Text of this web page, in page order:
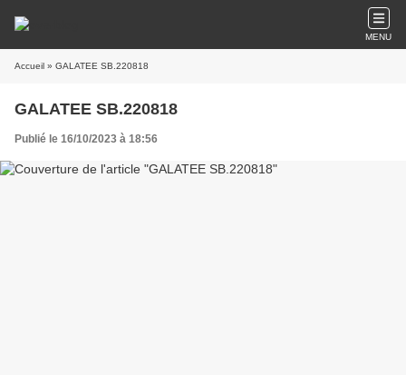
MENU
Accueil » GALATEE SB.220818
GALATEE SB.220818
Publié le 16/10/2023 à 18:56